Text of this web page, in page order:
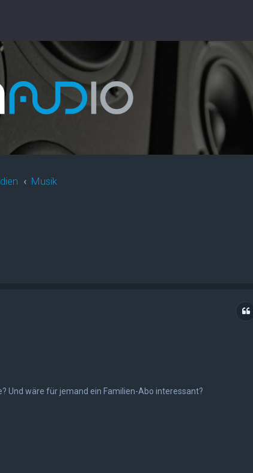
Musik
Und wäre für jemand ein Familien-Abo interessant?